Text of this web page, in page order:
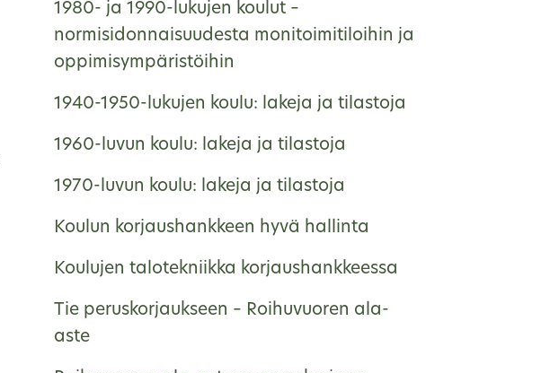
1980- ja 1990-lukujen koulut –
normisidonnaisuudesta monitoimitiloihin ja
oppimisympäristöihin
1940-1950-lukujen koulu: lakeja ja tilastoja
1960-luvun koulu: lakeja ja tilastoja
1970-luvun koulu: lakeja ja tilastoja
Koulun korjaushankkeen hyvä hallinta
Koulujen talotekniikka korjaushankkeessa
Tie peruskorjaukseen – Roihuvuoren ala-
aste